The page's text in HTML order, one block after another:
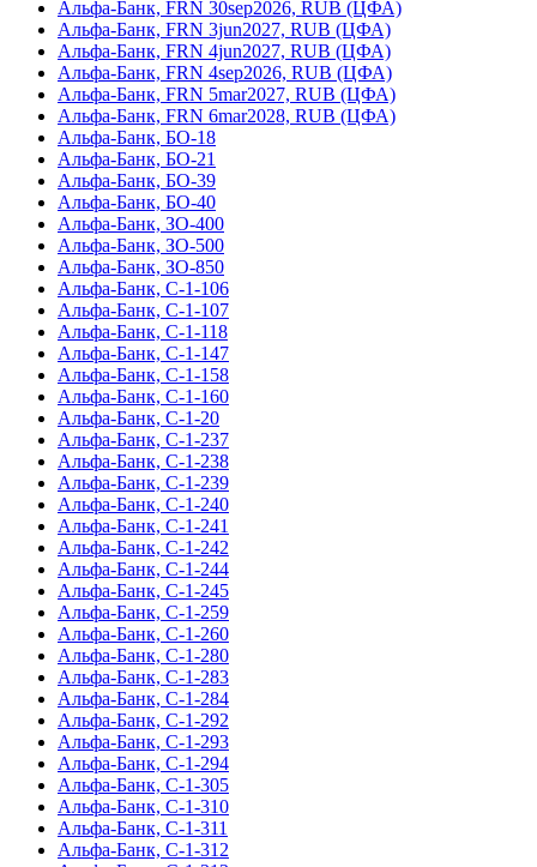
Альфа-Банк, FRN 30sep2026, RUB (ЦФА)
Альфа-Банк, FRN 3jun2027, RUB (ЦФА)
Альфа-Банк, FRN 4jun2027, RUB (ЦФА)
Альфа-Банк, FRN 4sep2026, RUB (ЦФА)
Альфа-Банк, FRN 5mar2027, RUB (ЦФА)
Альфа-Банк, FRN 6mar2028, RUB (ЦФА)
Альфа-Банк, БО-18
Альфа-Банк, БО-21
Альфа-Банк, БО-39
Альфа-Банк, БО-40
Альфа-Банк, ЗО-400
Альфа-Банк, ЗО-500
Альфа-Банк, ЗО-850
Альфа-Банк, С-1-106
Альфа-Банк, С-1-107
Альфа-Банк, С-1-118
Альфа-Банк, С-1-147
Альфа-Банк, С-1-158
Альфа-Банк, С-1-160
Альфа-Банк, С-1-20
Альфа-Банк, С-1-237
Альфа-Банк, С-1-238
Альфа-Банк, С-1-239
Альфа-Банк, С-1-240
Альфа-Банк, С-1-241
Альфа-Банк, С-1-242
Альфа-Банк, С-1-244
Альфа-Банк, С-1-245
Альфа-Банк, С-1-259
Альфа-Банк, С-1-260
Альфа-Банк, С-1-280
Альфа-Банк, С-1-283
Альфа-Банк, С-1-284
Альфа-Банк, С-1-292
Альфа-Банк, С-1-293
Альфа-Банк, С-1-294
Альфа-Банк, С-1-305
Альфа-Банк, С-1-310
Альфа-Банк, С-1-311
Альфа-Банк, С-1-312